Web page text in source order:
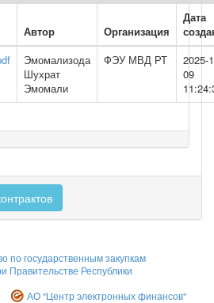
Автор Организация
Дата
Эмомализода
Шухрат
Эмомали
ФЭУ МВД РТ
2025-
09
по государственным закупкам
Правительстве Республики
АО "Центр электронных финансов"